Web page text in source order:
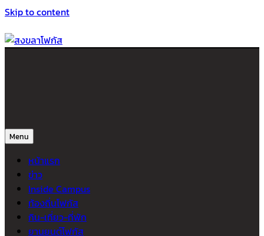
Skip to content
Menu
หน้าแรก
ข่าว
Inside Campus
ท้องถิ่นโฟกัส
กิน-เที่ยว-ที่พัก
ยานยนต์โฟกัส